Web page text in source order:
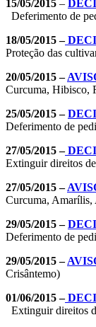
15/05/2015 –
Deferimento de
18/05/2015 –
Proteção das
20/05/2015 –
Curcuma, Hibisco,
25/05/2015 –
Deferimento de
27/05/2015 –
Extinguir direitos
27/05/2015 –
Curcuma, Amarílis,
29/05/2015 –
Deferimento de
29/05/2015 –
Crisântemo)
01/06/2015 –
Extinguir direitos